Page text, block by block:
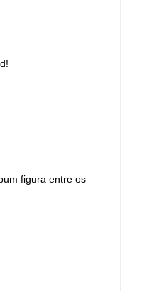
figura entre os